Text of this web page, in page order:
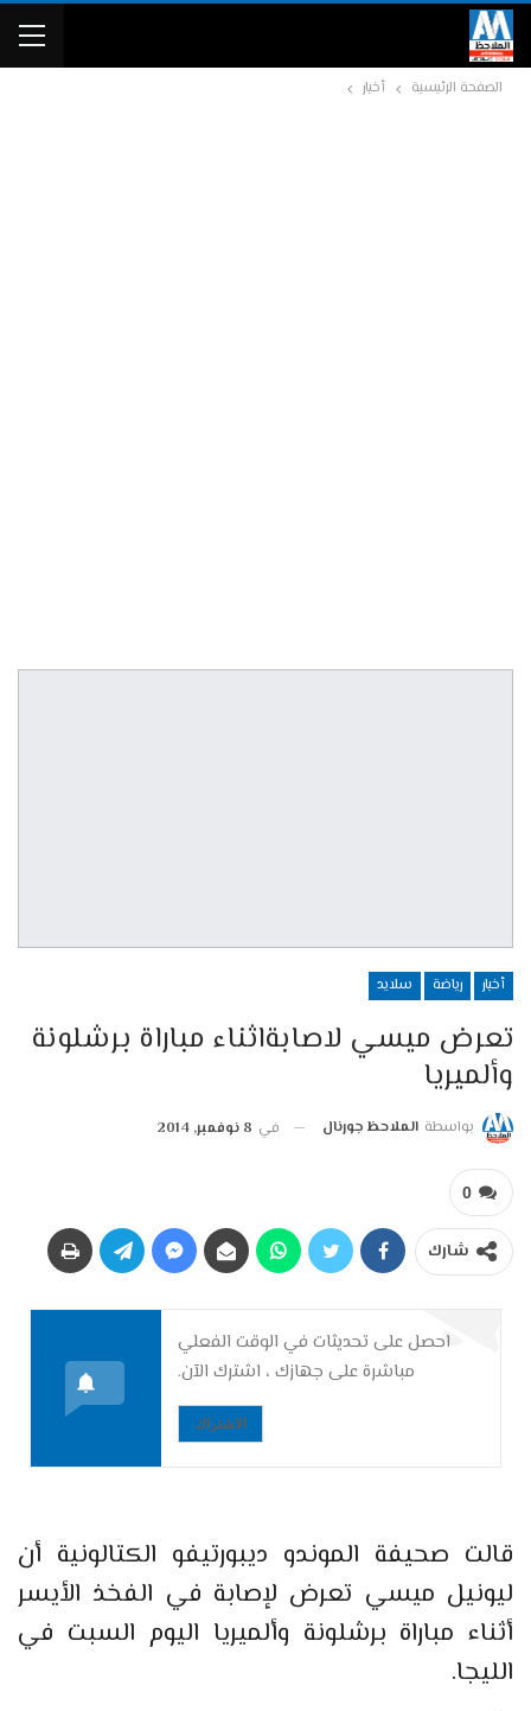
الصفحة الرئيسية أخبار
أخبار رياضة سلايد
تعرض ميسي لاصابةاثناء مباراة برشلونة
وألميريا
بواسطة الملاحظ جورنال في 8 نوفمبر, 2014
0
شارك
احصل على تحديثات في الوقت الفعلي
مباشرة على جهازك ، اشترك الآن.
الاشتراك
قالت صحيفة الموندو ديبورتيفو الكتالونية أن
ليونيل ميسي تعرض لإصابة في الفخذ الأيسر
أثناء مباراة برشلونة وألميريا اليوم السبت في
الليجا.